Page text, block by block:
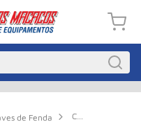
de Fenda
Chave